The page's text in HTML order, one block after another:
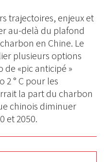
trajectoires, enjeux et
au-delà du plafond
en Chine. Le
plusieurs options
de «pic anticipé »
2 ° C pour les
la part du charbon
chinois diminuer
et 2050.